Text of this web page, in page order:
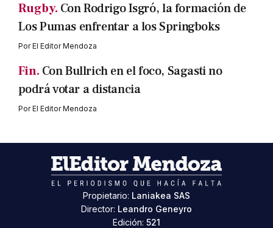
Rugby. Con Rodrigo Isgró, la formación de
Los Pumas enfrentar a los Springboks
PorEl Editor Mendoza
Fin. Con Bullrich en el foco, Sagasti no
podrá votar a distancia
PorEl Editor Mendoza
Propietario: Laniakea SAS
Director: Leandro Geneyro
Edición: 521